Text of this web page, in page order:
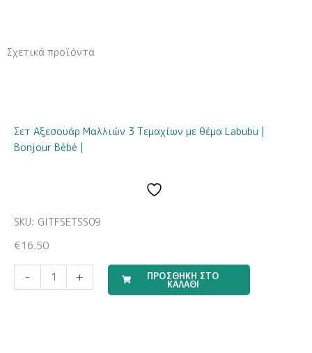
Σχετικά προϊόντα
Σετ Αξεσουάρ Μαλλιών 3 Τεμαχίων με θέμα Labubu |
Bonjour Bébé |
SKU: GITFSETSS09
€16.50
-
Boy
+ ΠΡΟΣΘΗΚΗ ΣΤΟ
ΚΑΛΑΘΙ